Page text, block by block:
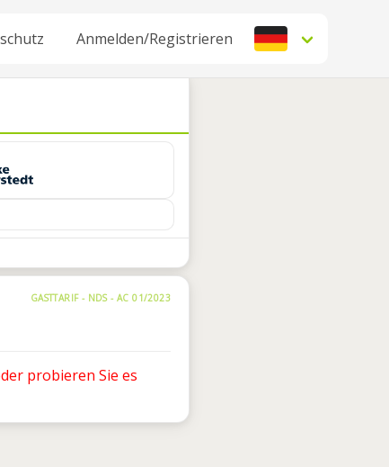
Anmelden/Registrieren
GASTTARIF - NDS - AC 01/2023
probieren Sie es